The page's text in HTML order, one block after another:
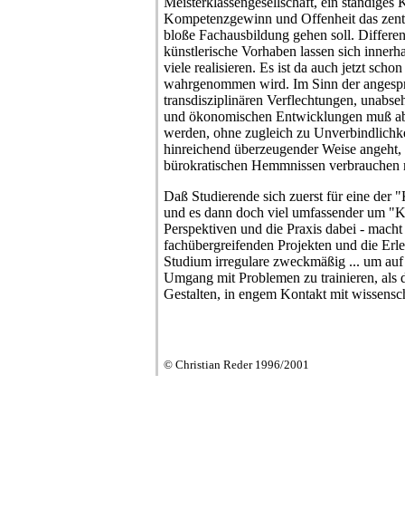
Kompetenzgewinn und Offenheit das
bloße Fachausbildung gehen soll.
künstlerische Vorhaben lassen sich
viele realisieren. Es ist da auch jetzt
wahrgenommen wird. Im Sinn der
transdisziplinären Verflechtungen,
und ökonomischen Entwicklungen muß
werden, ohne zugleich zu
hinreichend überzeugender Weise
bürokratischen Hemmnissen verbrauchen
Daß Studierende sich zuerst für eine der
und es dann doch viel umfassender um
Perspektiven und die Praxis dabei -
fachübergreifenden Projekten und die
Studium irregulare zweckmäßig ... um
Umgang mit Problemen zu trainieren, als
Gestalten, in engem Kontakt mit
© Christian Reder 1996/2001